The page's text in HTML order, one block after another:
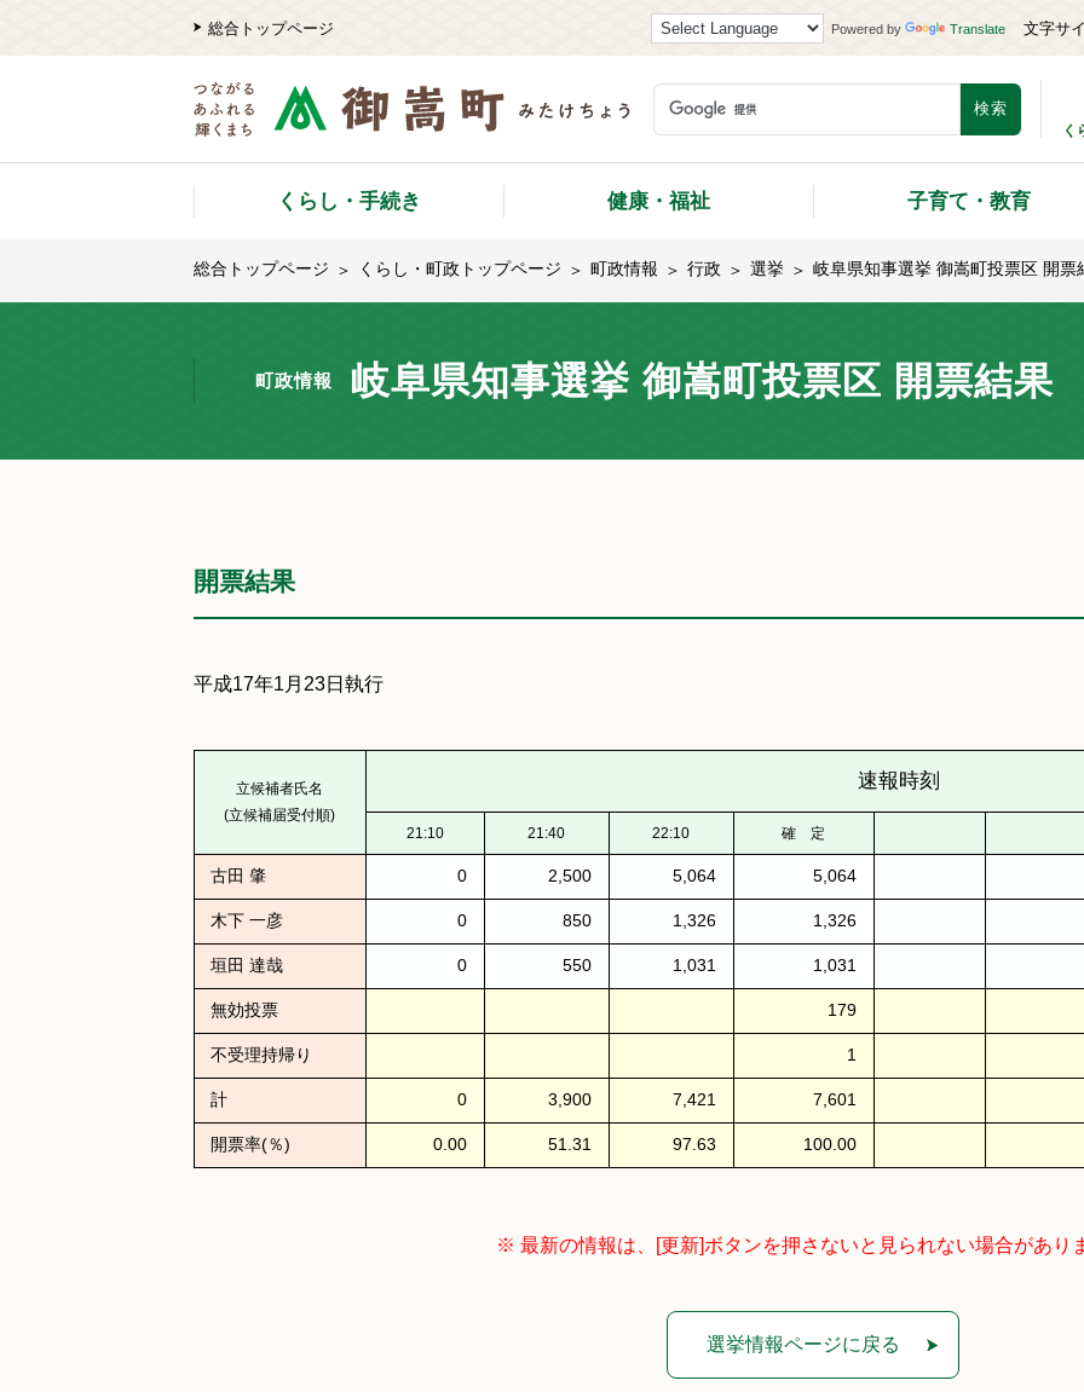
総合トップページ Powered by Translate 文字サ
く
くらし・手続き 健康・福祉 子育て・教育
総合トップページ くらし・町政トップページ 町政情報 行政 選挙 岐阜県知事選挙 御嵩町投票区 開票
町政情報 岐阜県知事選挙 御嵩町投票区 開票結果
開票結果
平成17年1月23日執行
立候補者氏名
(立候補届受付順)
速報時刻
21:10 21:40 22:10 確 定
古田 肇 0 2,500 5,064 5,064
木下 一彦 0 850 1,326 1,326
垣田 達哉 0 550 1,031 1,031
無効投票 179
不受理持帰り 1
計 0 3,900 7,421 7,601
開票率(％) 0.00 51.31 97.63 100.00
※ 最新の情報は、[更新]ボタンを押さないと見られない場合があり
選挙情報ページに戻る